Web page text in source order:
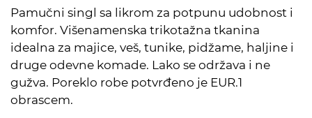
Pamučni singl sa likrom za potpunu udobnost i
komfor. Višenamenska trikotažna tkanina
idealna za majice, veš, tunike, pidžame, haljine i
druge odevne komade. Lako se održava i ne
gužva. Poreklo robe potvrđeno je EUR.1
obrascem.